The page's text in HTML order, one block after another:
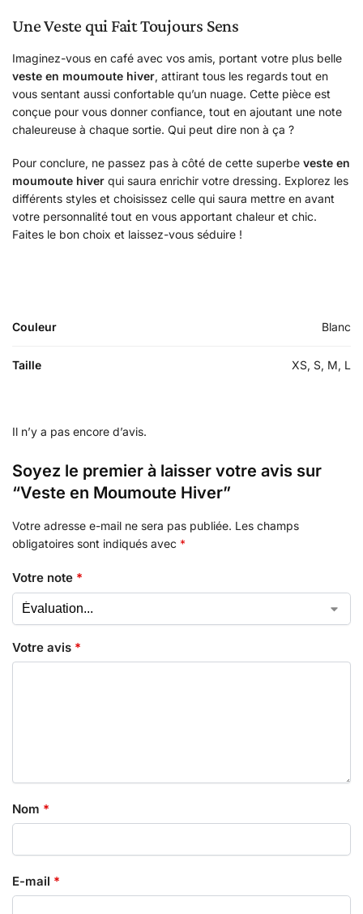
Une Veste qui Fait Toujours Sens
Imaginez-vous en café avec vos amis, portant votre plus belle
veste en moumoute hiver, attirant tous les regards tout en
vous sentant aussi confortable qu’un nuage. Cette pièce est
conçue pour vous donner confiance, tout en ajoutant une note
chaleureuse à chaque sortie. Qui peut dire non à ça ?
Pour conclure, ne passez pas à côté de cette superbe veste en
moumoute hiver qui saura enrichir votre dressing. Explorez les
différents styles et choisissez celle qui saura mettre en avant
votre personnalité tout en vous apportant chaleur et chic.
Faites le bon choix et laissez-vous séduire !
Couleur Blanc
Taille XS, S, M, L
Il n’y a pas encore d’avis.
Soyez le premier à laisser votre avis sur
“Veste en Moumoute Hiver”
Votre adresse e-mail ne sera pas publiée. Les champs
obligatoires sont indiqués avec *
Votre note *
Votre avis *
Nom *
E-mail *